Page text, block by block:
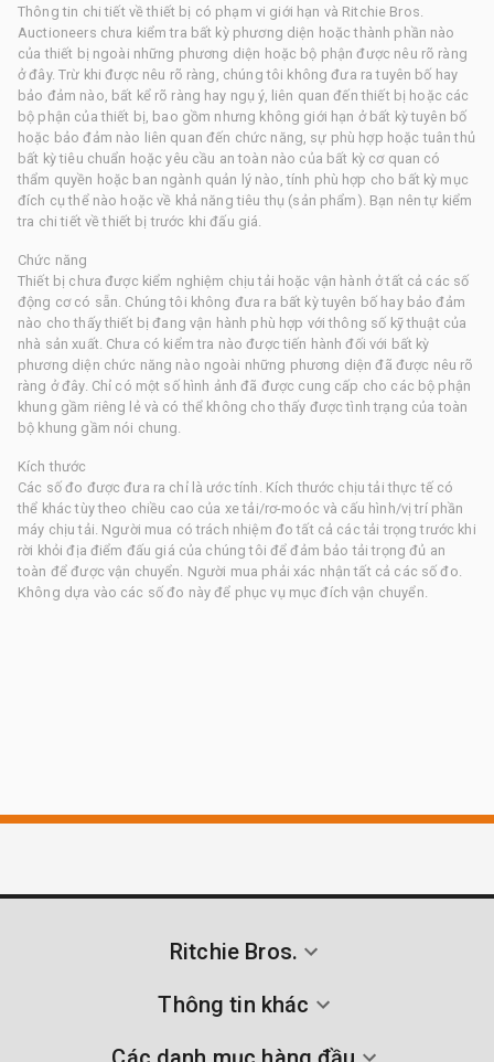
Thông tin chi tiết về thiết bị có phạm vi giới hạn và Ritchie Bros.
Auctioneers chưa kiểm tra bất kỳ phương diện hoặc thành phần nào
của thiết bị ngoài những phương diện hoặc bộ phận được nêu rõ ràng
ở đây. Trừ khi được nêu rõ ràng, chúng tôi không đưa ra tuyên bố hay
bảo đảm nào, bất kể rõ ràng hay ngụ ý, liên quan đến thiết bị hoặc các
bộ phận của thiết bị, bao gồm nhưng không giới hạn ở bất kỳ tuyên bố
hoặc bảo đảm nào liên quan đến chức năng, sự phù hợp hoặc tuân thủ
bất kỳ tiêu chuẩn hoặc yêu cầu an toàn nào của bất kỳ cơ quan có
thẩm quyền hoặc ban ngành quản lý nào, tính phù hợp cho bất kỳ mục
đích cụ thể nào hoặc về khả năng tiêu thụ (sản phẩm). Bạn nên tự kiểm
tra chi tiết về thiết bị trước khi đấu giá.
Chức năng
Thiết bị chưa được kiểm nghiệm chịu tải hoặc vận hành ở tất cả các số
động cơ có sẵn. Chúng tôi không đưa ra bất kỳ tuyên bố hay bảo đảm
nào cho thấy thiết bị đang vận hành phù hợp với thông số kỹ thuật của
nhà sản xuất. Chưa có kiểm tra nào được tiến hành đối với bất kỳ
phương diện chức năng nào ngoài những phương diện đã được nêu rõ
ràng ở đây. Chỉ có một số hình ảnh đã được cung cấp cho các bộ phận
khung gầm riêng lẻ và có thể không cho thấy được tình trạng của toàn
bộ khung gầm nói chung.
Kích thước
Các số đo được đưa ra chỉ là ước tính. Kích thước chịu tải thực tế có
thể khác tùy theo chiều cao của xe tải/rơ-moóc và cấu hình/vị trí phần
máy chịu tải. Người mua có trách nhiệm đo tất cả các tải trọng trước khi
rời khỏi địa điểm đấu giá của chúng tôi để đảm bảo tải trọng đủ an
toàn để được vận chuyển. Người mua phải xác nhận tất cả các số đo.
Không dựa vào các số đo này để phục vụ mục đích vận chuyển.
Ritchie Bros.
Thông tin khác